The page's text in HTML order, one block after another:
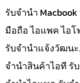
รับจำนำ
มือถือ ไอแพค ไอ
รับจํานําแจ้งวัฒนะ
จำนำสินค้าไอที รั